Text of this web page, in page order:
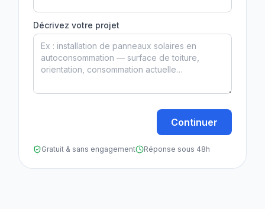
Décrivez votre projet
Continuer
Gratuit & sans engagement Réponse sous 48h